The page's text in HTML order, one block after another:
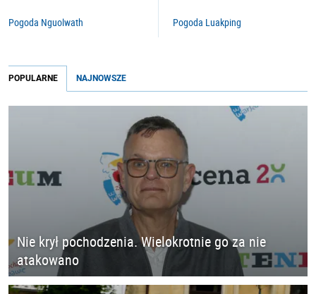
Pogoda Nguolwath Pogoda Luakping
POPULARNE NAJNOWSZE
Nie krył pochodzenia. Wielokrotnie go za nie
atakowano